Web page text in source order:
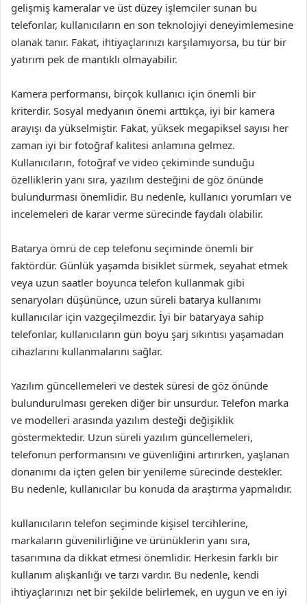
gelişmiş kameralar ve üst düzey işlemciler sunan bu
telefonlar, kullanıcıların en son teknolojiyi deneyimlemesine
olanak tanır. Fakat, ihtiyaçlarınızı karşılamıyorsa, bu tür bir
yatırım pek de mantıklı olmayabilir.
Kamera performansı, birçok kullanıcı için önemli bir
kriterdir. Sosyal medyanın önemi arttıkça, iyi bir kamera
arayışı da yükselmiştir. Fakat, yüksek megapiksel sayısı her
zaman iyi bir fotoğraf kalitesi anlamına gelmez.
Kullanıcıların, fotoğraf ve video çekiminde sunduğu
özelliklerin yanı sıra, yazılım desteğini de göz önünde
bulundurması önemlidir. Bu nedenle, kullanıcı yorumları ve
incelemeleri de karar verme sürecinde faydalı olabilir.
Batarya ömrü de cep telefonu seçiminde önemli bir
faktördür. Günlük yaşamda bisiklet sürmek, seyahat etmek
veya uzun saatler boyunca telefon kullanmak gibi
senaryoları düşününce, uzun süreli batarya kullanımı
kullanıcılar için vazgeçilmezdir. İyi bir bataryaya sahip
telefonlar, kullanıcıların gün boyu şarj sıkıntısı yaşamadan
cihazlarını kullanmalarını sağlar.
Yazılım güncellemeleri ve destek süresi de göz önünde
bulundurulması gereken diğer bir unsurdur. Telefon marka
ve modelleri arasında yazılım desteği değişiklik
göstermektedir. Uzun süreli yazılım güncellemeleri,
telefonun performansını ve güvenliğini artırırken, yaşlanan
donanımı da içten gelen bir yenileme sürecinde destekler.
Bu nedenle, kullanıcılar bu konuda da araştırma yapmalıdır.
kullanıcıların telefon seçiminde kişisel tercihlerine,
markaların güvenilirliğine ve ürünüklerin yanı sıra,
tasarımına da dikkat etmesi önemlidir. Herkesin farklı bir
kullanım alışkanlığı ve tarzı vardır. Bu nedenle, kendi
ihtiyaçlarınızı net bir şekilde belirlemek, en uygun ve en iyi